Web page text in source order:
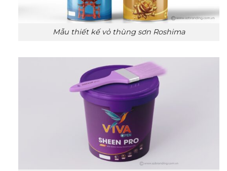
Mẫu thiết kế vỏ thùng sơn Roshima